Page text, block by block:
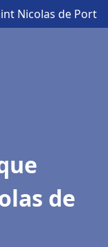
Nicolas de Port
de